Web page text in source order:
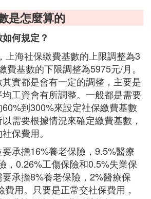
是怎麼算的
何規定？
上海社保繳費基數的上限調整為3
費基數的下限調整為5975元/月。
實都是會有一定的調整，主要是
工資會有所調整。一般都是需要
到300%來設定社保繳費基數
需要根據情況來確定繳費基數，
保費用。
承擔16%養老保險，9.5%醫療
，0.26%工傷保險和0.5%失業保
承擔8%養老保險，2%醫療保
用。只要是正常交社保費用，